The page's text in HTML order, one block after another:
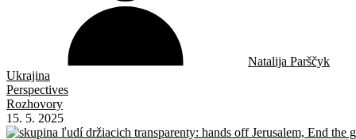
Natalija Parščyk
Ukrajina
Perspectives
Rozhovory
15. 5. 2025